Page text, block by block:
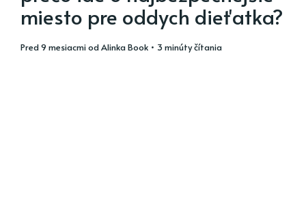
miesto pre oddych dieťatka?
pred 9 mesiacmiodAlinka Book • 3 minúty čítania